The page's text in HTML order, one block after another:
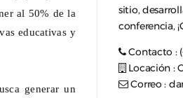
al 50% de la
educativas y
generar un
sitio,
conferencia,
Contacto :
Locación :
Correo :